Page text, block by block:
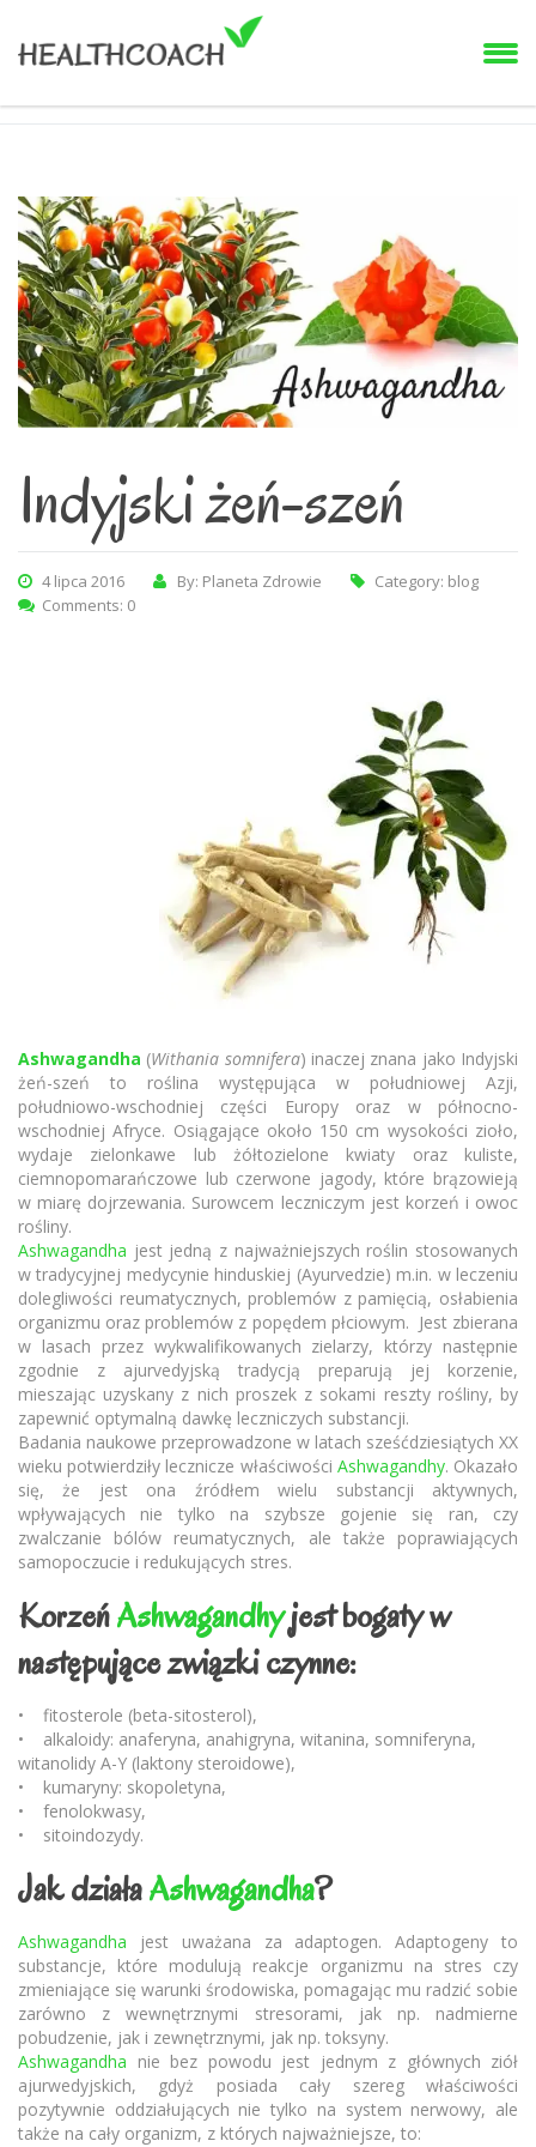
Indyjski żeń-szeń
4 lipca 2016 By: Planeta Zdrowie Category: blog
Comments: 0
Ashwagandha (Withania somnifera) inaczej znana jako Indyjski
żeń-szeń to roślina występująca w południowej Azji,
południowo-wschodniej części Europy oraz w północno-
wschodniej Afryce. Osiągające około 150 cm wysokości zioło,
wydaje zielonkawe lub żółtozielone kwiaty oraz kuliste,
ciemnopomarańczowe lub czerwone jagody, które brązowieją
w miarę dojrzewania. Surowcem leczniczym jest korzeń i owoc
rośliny.
Ashwagandha jest jedną z najważniejszych roślin stosowanych
w tradycyjnej medycynie hinduskiej (Ayurvedzie) m.in. w leczeniu
dolegliwości reumatycznych, problemów z pamięcią, osłabienia
organizmu oraz problemów z popędem płciowym. Jest zbierana
w lasach przez wykwalifikowanych zielarzy, którzy następnie
zgodnie z ajurvedyjską tradycją preparują jej korzenie,
mieszając uzyskany z nich proszek z sokami reszty rośliny, by
zapewnić optymalną dawkę leczniczych substancji.
Badania naukowe przeprowadzone w latach sześćdziesiątych XX
wieku potwierdziły lecznicze właściwości Ashwagandhy. Okazało
się, że jest ona źródłem wielu substancji aktywnych,
wpływających nie tylko na szybsze gojenie się ran, czy
zwalczanie bólów reumatycznych, ale także poprawiających
samopoczucie i redukujących stres.
KorzeńAshwagandhyjest bogaty w
następujące związki czynne:
• fitosterole (beta-sitosterol),
• alkaloidy: anaferyna, anahigryna, witanina, somniferyna,
witanolidy A-Y (laktony steroidowe),
• kumaryny: skopoletyna,
• fenolokwasy,
• sitoindozydy.
Jak działaAshwagandha?
Ashwagandha jest uważana za adaptogen. Adaptogeny to
substancje, które modulują reakcje organizmu na stres czy
zmieniające się warunki środowiska, pomagając mu radzić sobie
zarówno z wewnętrznymi stresorami, jak np. nadmierne
pobudzenie, jak i zewnętrznymi, jak np. toksyny.
Ashwagandha nie bez powodu jest jednym z głównych ziół
ajurwedyjskich, gdyż posiada cały szereg właściwości
pozytywnie oddziałujących nie tylko na system nerwowy, ale
także na cały organizm, z których najważniejsze, to: